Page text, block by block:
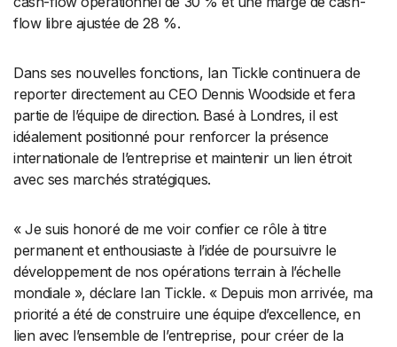
flow libre ajustée de 28 %.
Dans ses nouvelles fonctions, Ian Tickle continuera de
reporter directement au CEO Dennis Woodside et fera
partie de l’équipe de direction. Basé à Londres, il est
idéalement positionné pour renforcer la présence
internationale de l’entreprise et maintenir un lien étroit
avec ses marchés stratégiques.
« Je suis honoré de me voir confier ce rôle à titre
permanent et enthousiaste à l’idée de poursuivre le
développement de nos opérations terrain à l’échelle
mondiale », déclare Ian Tickle. « Depuis mon arrivée, ma
priorité a été de construire une équipe d’excellence, en
lien avec l’ensemble de l’entreprise, pour créer de la